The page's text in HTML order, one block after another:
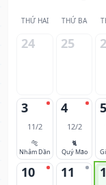
THỨ HAI THỨ BA
24 25
3
11/2
🐅
Nhâm Dần
4
12/2
🐈
Quý Mão
5
10 11